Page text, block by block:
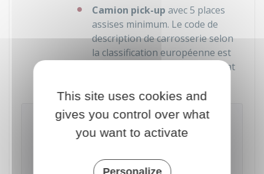
Camion pick-up avec 5 places
assises minimum. Le code de
description de carrosserie selon
la classification européenne est
BE, inscrit en case J2 du certificat
À noter
Les camionsPICK-UPexclusivement destinés
ne sont pas concernés par ces
This site uses cookies and
gives you control over what
you want to activate
Personalize